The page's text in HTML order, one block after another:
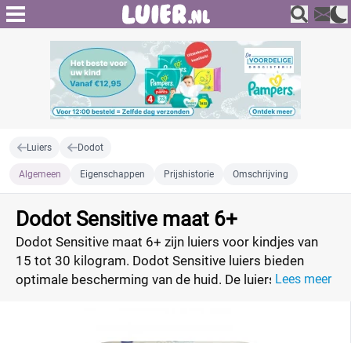
Luiers Dodot
Algemeen Eigenschappen Prijshistorie Omschrijving
Dodot Sensitive maat 6+
Dodot Sensitive maat 6+ zijn luiers voor kindjes van
15 tot 30 kilogram. Dodot Sensitive luiers bieden
optimale bescherming van de huid. De luiers zijn erg
Lees meer